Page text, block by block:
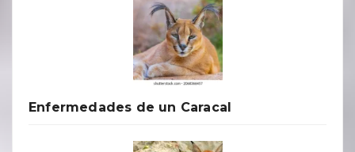
Enfermedades de un Caracal